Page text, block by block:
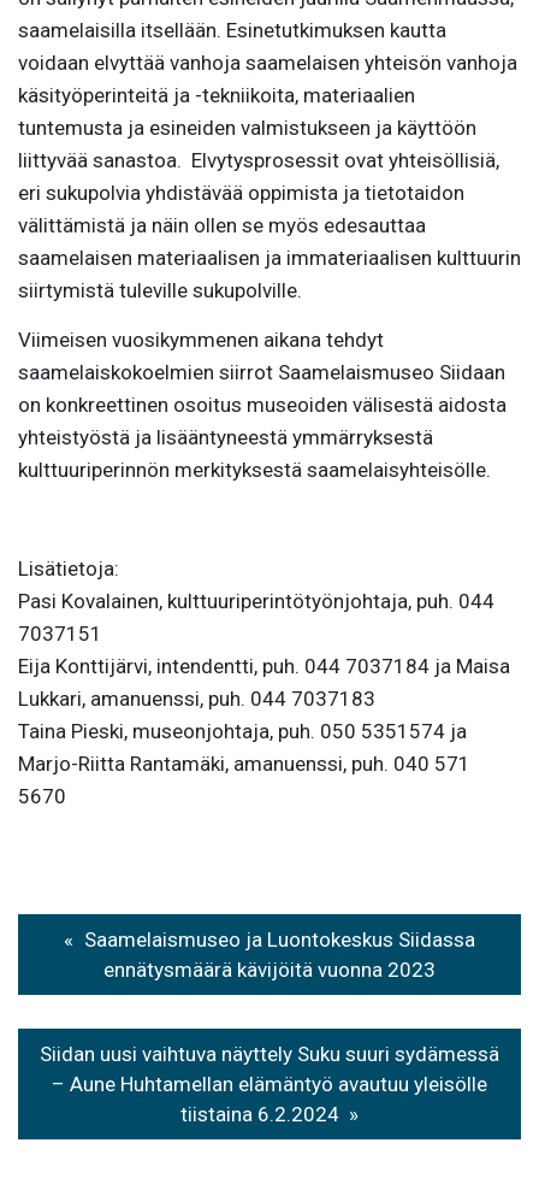
saamelaisilla itsellään. Esinetutkimuksen kautta
voidaan elvyttää vanhoja saamelaisen yhteisön vanhoja
käsityöperinteitä ja -tekniikoita, materiaalien
tuntemusta ja esineiden valmistukseen ja käyttöön
liittyvää sanastoa. Elvytysprosessit ovat yhteisöllisiä,
eri sukupolvia yhdistävää oppimista ja tietotaidon
välittämistä ja näin ollen se myös edesauttaa
saamelaisen materiaalisen ja immateriaalisen kulttuurin
siirtymistä tuleville sukupolville.
Viimeisen vuosikymmenen aikana tehdyt
saamelaiskokoelmien siirrot Saamelaismuseo Siidaan
on konkreettinen osoitus museoiden välisestä aidosta
yhteistyöstä ja lisääntyneestä ymmärryksestä
kulttuuriperinnön merkityksestä saamelaisyhteisölle.
Lisätietoja:
Pasi Kovalainen, kulttuuriperintötyönjohtaja, puh. 044
7037151
Eija Konttijärvi, intendentti, puh. 044 7037184 ja Maisa
Lukkari, amanuenssi, puh. 044 7037183
Taina Pieski, museonjohtaja, puh. 050 5351574 ja
Marjo-Riitta Rantamäki, amanuenssi, puh. 040 571
5670
Artikkelien
selaus
Saamelaismuseo ja Luontokeskus Siidassa
ennätysmäärä kävijöitä vuonna 2023
Siidan uusi vaihtuva näyttely Suku suuri sydämessä
– Aune Huhtamellan elämäntyö avautuu yleisölle
tiistaina 6.2.2024